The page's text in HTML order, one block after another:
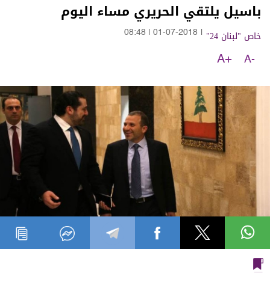
باسيل يلتقي الحريري مساء اليوم
خاص "لبنان 24" 01-07-2018
08:48
A-
A+